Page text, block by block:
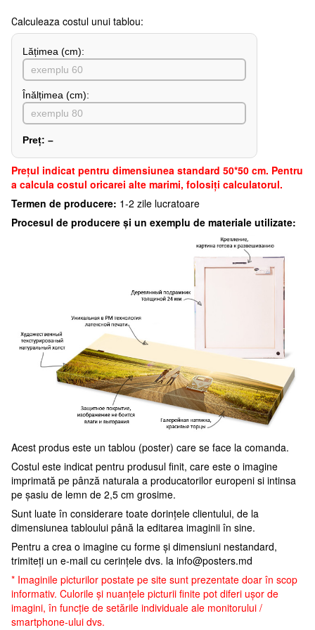
Сalculeaza costul unui tablou:
Lățimea (сm):
Înălțimea (cm):
Preț: –
Preţul indicat pentru dimensiunea standard 50*50 cm. Pentru
a calcula costul oricarei alte marimi, folosiți calculatorul.
Termen de producere: 1-2 zile lucratoare
Procesul de producere și un exemplu de materiale utilizate:
Acest produs este un tablou (poster) care se face la comanda.
Costul este indicat pentru produsul finit, care este o imagine
imprimată pe pânză naturala a producatorilor europeni si intinsa
pe șasiu de lemn de 2,5 cm grosime.
Sunt luate în considerare toate dorințele clientului, de la
dimensiunea tabloului până la editarea imaginii în sine.
Pentru a crea o imagine cu forme și dimensiuni nestandard,
trimiteți un e-mail cu cerințele dvs. la info@posters.md
* Imaginile picturilor postate pe site sunt prezentate doar în scop
informativ. Culorile și nuanțele picturii finite pot diferi ușor de
imagini, în funcție de setările individuale ale monitorului /
smartphone-ului dvs.